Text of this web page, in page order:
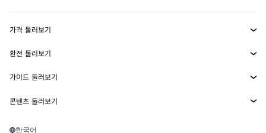
MetaMask Connect
Snaps
웹3 서비스
보안
고객 지원
채용
가격 둘러보기
이더리움 가격
솔라나 가격
테더 가격
환전 둘러보기
ETH를 USD로 환전
USDT를 INR로 환전
가이드 둘러보기
ETH 매수
콘텐츠 둘러보기
솔라나 지갑
한국어